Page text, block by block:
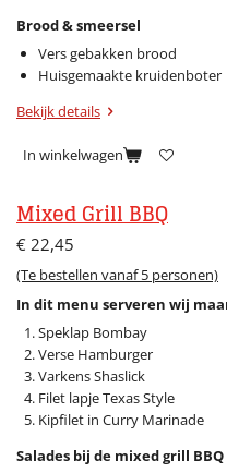
Brood & smeersel
Vers gebakken brood
Huisgemaakte kruidenboter
Bekijk details
In winkelwagen
Mixed Grill BBQ
€ 22,45
(Te bestellen vanaf 5 personen)
In dit menu serveren wij
Speklap Bombay
Verse Hamburger
Varkens Shaslick
Filet lapje Texas Style
Kipfilet in Curry Marinade
Salades bij de mixed grill BBQ